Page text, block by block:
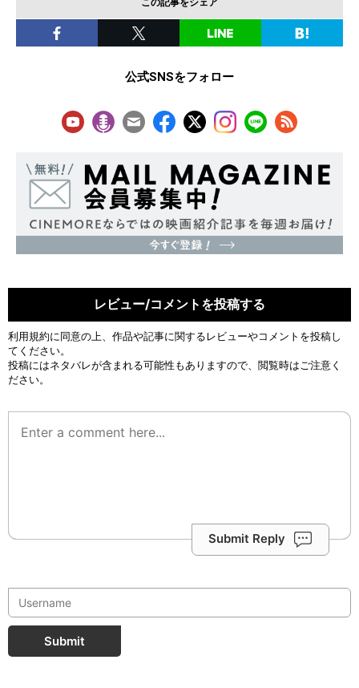
公式SNSをフォロー
レビュー/コメントを投稿する
利用規約に同意の上、作品や記事に関するレビューやコメントを投稿し
てください。
投稿にはネタバレが含まれる可能性もありますので、閲覧時はご注意く
ださい。
Submit Reply
Submit